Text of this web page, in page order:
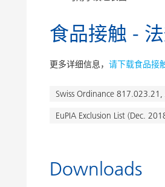
食品接触 -
更多详细信息， 请下载食品接
Swiss Ordinance
EuPIA Exclusion List (Dec.
Downloads